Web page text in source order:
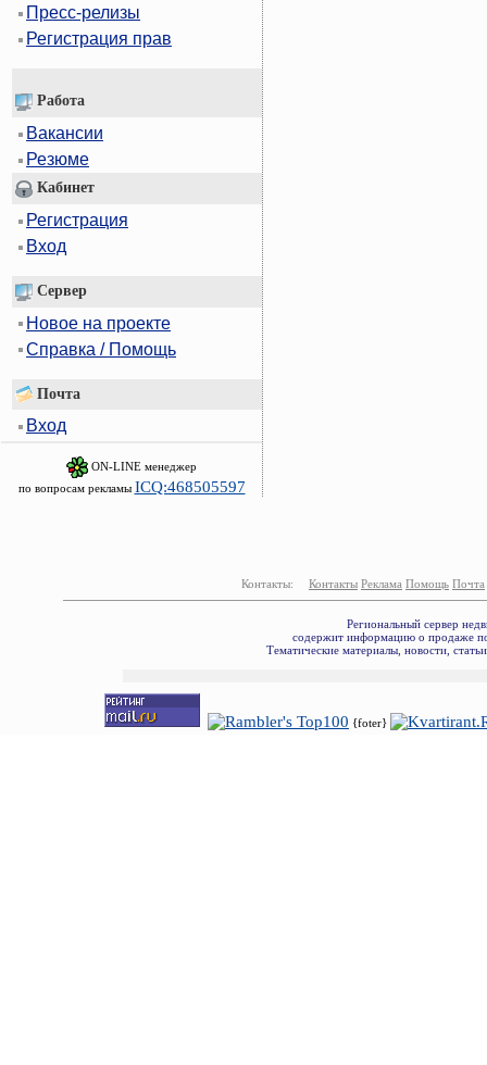
Пресс-релизы
Регистрация прав
Работа
Вакансии
Резюме
Кабинет
Регистрация
Вход
Сервер
Новое на проекте
Справка / Помощь
Почта
Вход
ON-LINE менеджер
по вопросам рекламы ICQ:468505597
Контакты: Контакты Реклама Помощь Почта
Региональный сервер
содержит информацию о продаже
Тематические материалы, новости,
{foter}